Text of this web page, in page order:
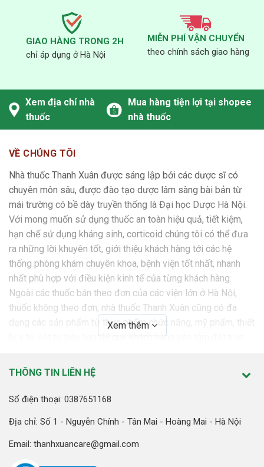
GIAO HÀNG TRONG 2H
chỉ áp dụng ở Hà Nội
MIỄN PHÍ VẬN CHUYỂN
theo chính sách giao hàng
Xem địa chỉ nhà
thuốc
Mua hàng tiện lợi tại shopee
nhà thuốc
VỀ CHÚNG TÔI
Nhà thuốc Thanh Xuân được sáng lập bởi các dược sĩ có
chuyên môn sâu, được đào tạo dược lâm sàng bài bản từ
mái trường có bề dày truyền thống là Đại học Dược Hà Nội.
Với mong muốn sử dụng thuốc an toàn hiệu quả, tiết kiệm,
hạn chế sử dụng kháng sinh, corticoid chúng tôi có thể đưa
ra những lời khuyên tốt, giới thiệu khách hàng tới các hệ
thống phòng khám chuyên khoa, bệnh viện tốt nhất, nhanh
nhất phù hợp với điều kiện kinh tế của từng khách hàng.
Ngoài các thuốc bán theo đơn của các viện lớn ở Hà Nội,
thuốc không theo đơn, nhà thuốc Thanh Xuân cũng có đa
dạng các sản phẩm từ thực phẩm chức năng, mỹ phẩm, thiết
bị y tế, vật tư tiêu hao để quý khách hàng yên tâm đặt trọn
SỨ MỆNH
Nhà thuốc Thanh Xuân cam kết mang tới những sản phẩm,
luôn bên bạn”
GIÁ TRỊ CỐT LÕI
Xem thêm
THÔNG TIN LIÊN HỆ
Số điện thoại: 0387651168
Địa chỉ: Số 1 - Nguyễn Chính - Tân Mai - Hoàng Mai - Hà Nội
Email: thanhxuancare@gmail.com